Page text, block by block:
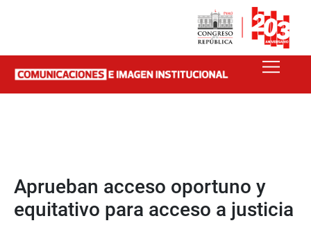
Aprueban acceso oportuno y
equitativo para acceso a justicia